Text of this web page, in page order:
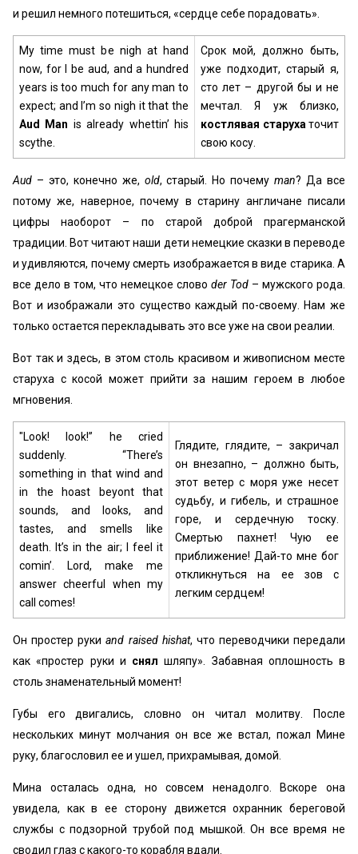
и решил немного потешиться, «сердце себе порадовать».
My time must be nigh at hand
now, for I be aud, and a hundred
years is too much for any man to
expect; and I’m so nigh it that the
Aud Man is already whettin’ his
scythe.
Срок мой, должно быть,
уже подходит, старый я,
сто лет – другой бы и не
мечтал. Я уж близко,
костлявая старуха точит
свою косу.
Aud – это, конечно же, old, старый. Но почемуman? Да все
потому же, наверное, почему в старину англичане писали
цифры наоборот – по старой доброй прагерманской
традиции. Вот читают наши дети немецкие сказки в переводе
и удивляются, почему смерть изображается в виде старика. А
все дело в том, что немецкое слово der Tod – мужского рода.
Вот и изображали это существо каждый по-своему. Нам же
только остается перекладывать это все уже на свои реалии.
Вот так и здесь, в этом столь красивом и живописном месте
старуха с косой может прийти за нашим героем в любое
мгновения.
"Look! look!” he cried
suddenly. “There’s
something in that wind and
in the hoast beyont that
sounds, and looks, and
tastes, and smells like
death. It’s in the air; I feel it
comin’. Lord, make me
answer cheerful when my
call comes!
Глядите, глядите, – закричал
он внезапно, – должно быть,
этот ветер с моря уже несет
судьбу, и гибель, и страшное
горе, и сердечную тоску.
Смертью пахнет! Чую ее
приближение! Дай-то мне бог
откликнуться на ее зов с
легким сердцем!
Он простер рукиand raised hishat, что переводчики передали
как «простер руки и снял шляпу». Забавная оплошность в
столь знаменательный момент!
Губы его двигались, словно он читал молитву. После
нескольких минут молчания он все же встал, пожал Мине
руку, благословил ее и ушел, прихрамывая, домой.
Мина осталась одна, но совсем ненадолго. Вскоре она
увидела, как в ее сторону движется охранник береговой
службы с подзорной трубой под мышкой. Он все время не
сводил глаз с какого-то корабля вдали.